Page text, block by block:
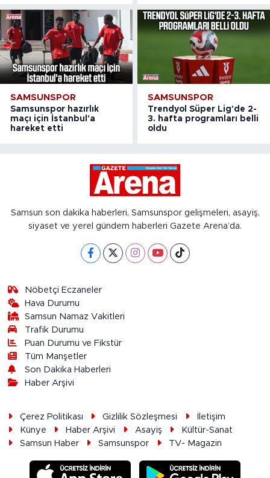
SAMSUNSPOR
Samsunspor hazırlık
maçı için İstanbul'a
hareket etti
SAMSUNSPOR
Trendyol Süper Lig'de 2-
3. hafta programları belli
oldu
Samsun son dakika haberleri, Samsunspor gelişmeleri, asayiş,
siyaset ve yerel gündem haberleri Gazete Arena’da.
Nöbetçi Eczaneler
Hava Durumu
Samsun Namaz Vakitleri
Trafik Durumu
Puan Durumu ve Fikstür
Tüm Manşetler
Son Dakika Haberleri
Haber Arşivi
Çerez Politikası Gizlilik Sözleşmesi
İletişim
Künye
Haber Arşivi Asayiş
Kültür-Sanat
Samsun Haber
Samsunspor TV- Magazin